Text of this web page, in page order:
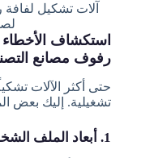
آلات تشكيل
استكشاف
رفوف مصانع
حتى أكثر الآلات
تشغيلية. إليك بعض
1. أبعاد الملف الشخصي غير المتساوية